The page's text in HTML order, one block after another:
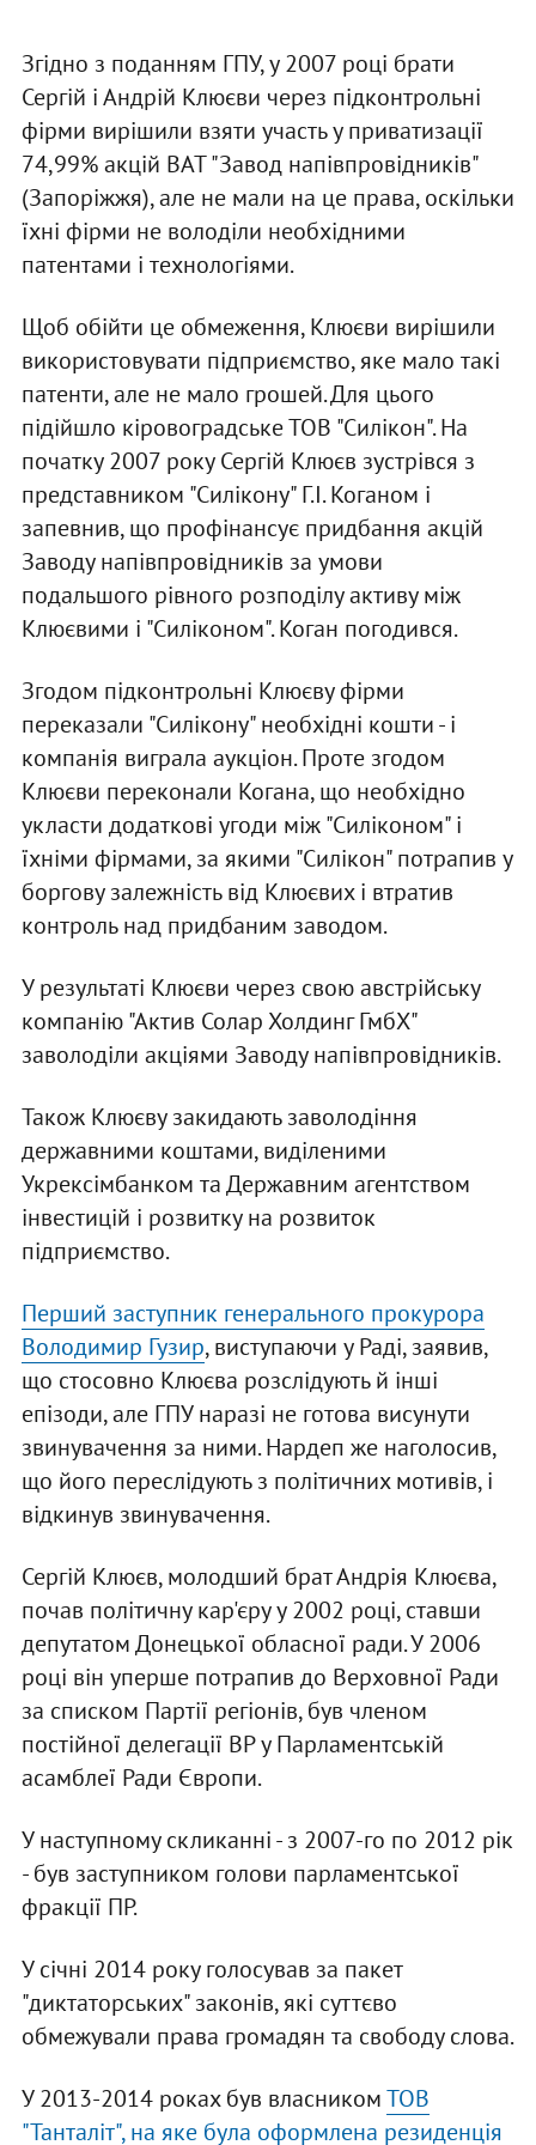
Згідно з поданням ГПУ, у 2007 році брати
Сергій і Андрій Клюєви через підконтрольні
фірми вирішили взяти участь у приватизації
74,99% акцій ВАТ "Завод напівпровідників"
(Запоріжжя), але не мали на це права, оскільки
їхні фірми не володіли необхідними
патентами і технологіями.
Щоб обійти це обмеження, Клюєви вирішили
використовувати підприємство, яке мало такі
патенти, але не мало грошей. Для цього
підійшло кіровоградське ТОВ "Силікон". На
початку 2007 року Сергій Клюєв зустрівся з
представником "Силікону" Г.І. Коганом і
запевнив, що профінансує придбання акцій
Заводу напівпровідників за умови
подальшого рівного розподілу активу між
Клюєвими і "Силіконом". Коган погодився.
Згодом підконтрольні Клюєву фірми
переказали "Силікону" необхідні кошти - і
компанія виграла аукціон. Проте згодом
Клюєви переконали Когана, що необхідно
укласти додаткові угоди між "Силіконом" і
їхніми фірмами, за якими "Силікон" потрапив у
боргову залежність від Клюєвих і втратив
контроль над придбаним заводом.
У результаті Клюєви через свою австрійську
компанію "Актив Солар Холдинг ГмбХ"
заволоділи акціями Заводу напівпровідників.
Також Клюєву закидають заволодіння
державними коштами, виділеними
Укрексімбанком та Державним агентством
інвестицій і розвитку на розвиток
підприємство.
Перший заступник генерального прокурора
Володимир Гузир, виступаючи у Раді, заявив,
що стосовно Клюєва розслідують й інші
епізоди, але ГПУ наразі не готова висунути
звинувачення за ними. Нардеп же наголосив,
що його переслідують з політичних мотивів, і
відкинув звинувачення.
Сергій Клюєв, молодший брат Андрія Клюєва,
почав політичну кар'єру у 2002 році, ставши
депутатом Донецької обласної ради. У 2006
році він уперше потрапив до Верховної Ради
за списком Партії регіонів, був членом
постійної делегації ВР у Парламентській
асамблеї Ради Європи.
У наступному скликанні - з 2007-го по 2012 рік
- був заступником голови парламентської
фракції ПР.
У січні 2014 року голосував за пакет
"диктаторських" законів, які суттєво
обмежували права громадян та свободу слова.
У 2013-2014 роках був власникомТОВ
"Танталіт", на яке була оформлена резиденція